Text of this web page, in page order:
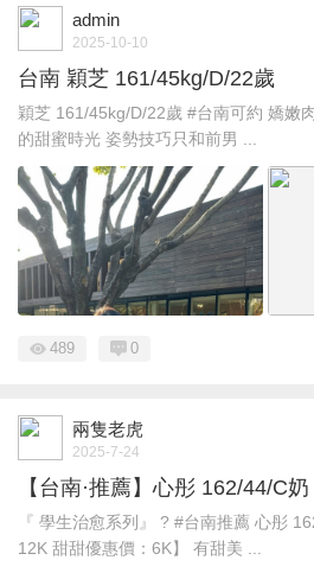
admin
2025-10-10
台南 穎芝 161/45kg/D/22歲
穎芝 161/45kg/D/22歲 #台南可約 嬌嫩
的甜蜜時光 姿勢技巧只和前男 ...
489 0
兩隻老虎
2025-7-24
【台南·推薦】心彤 162/44/C
『 學生治愈系列』 ? #台南推薦 心彤
12K 甜甜優惠價：6K】 有甜美 ...